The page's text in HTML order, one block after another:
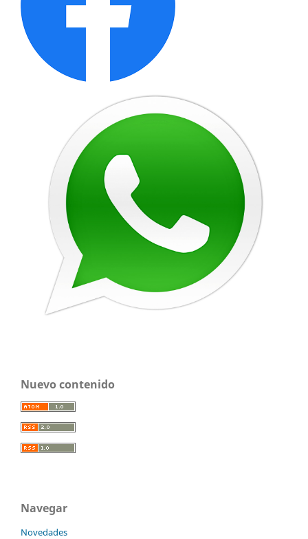
Nuevo contenido
Navegar
Novedades